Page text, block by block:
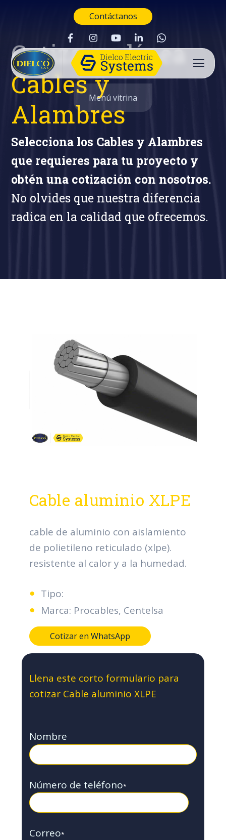
Contáctanos
Buscar
Menú vitrina
Cotiza en línea
Cables y
Alambres
Selecciona los Cables y Alambres
que requieres para tu proyecto y
obtén una cotización con nosotros.
No olvides que nuestra diferencia
radica en la calidad que ofrecemos.
Cable aluminio XLPE
cable de aluminio con aislamiento
de polietileno reticulado (xlpe).
resistente al calor y a la humedad.
Tipo:
Marca: Procables, Centelsa
Cotizar en WhatsApp
Llena este corto formulario para
cotizar Cable aluminio XLPE
Nombre
Número de teléfono*
Correo*